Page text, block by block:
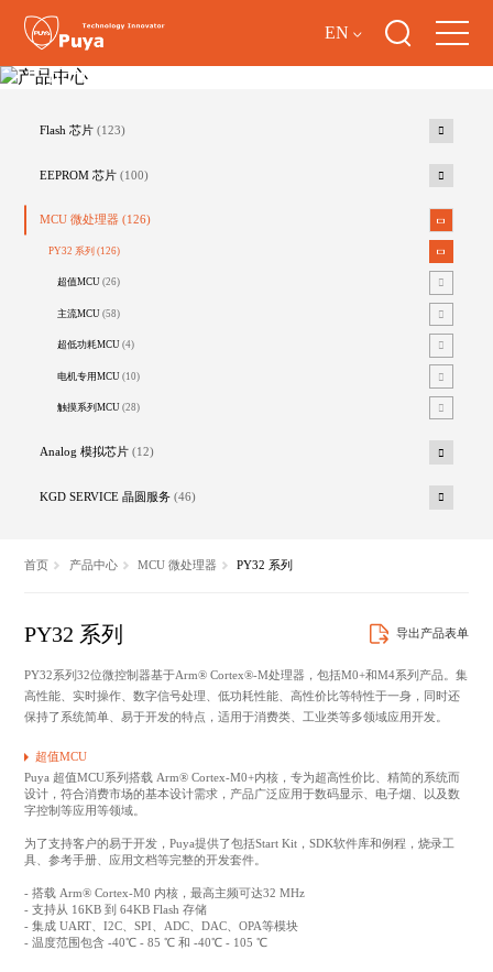
EN
产品中心
Flash 芯片 (123)
EEPROM 芯片 (100)
MCU 微处理器 (126)
PY32 系列(126)
超值MCU(26)
主流MCU(58)
超低功耗MCU(4)
电机专用MCU(10)
触摸系列MCU(28)
Analog 模拟芯片 (12)
KGD SERVICE 晶圆服务 (46)
首页 产品中心 MCU 微处理器 PY32 系列
PY32 系列 导出产品表单
PY32系列32位微控制器基于Arm® Cortex®-M处理器，包括M0+和M4系列产品。集
高性能、实时操作、数字信号处理、低功耗性能、高性价比等特性于一身，同时还
保持了系统简单、易于开发的特点，适用于消费类、工业类等多领域应用开发。
超值MCU
Puya 超值MCU系列搭载 Arm® Cortex-M0+内核，专为超高性价比、精简的系统而
设计，符合消费市场的基本设计需求，产品广泛应用于数码显示、电子烟、以及数
字控制等应用等领域。
为了支持客户的易于开发，Puya提供了包括Start Kit，SDK软件库和例程，烧录工
具、参考手册、应用文档等完整的开发套件。
- 搭载 Arm® Cortex-M0 内核，最高主频可达32 MHz
- 支持从 16KB 到 64KB Flash 存储
- 集成 UART、I2C、SPI、ADC、DAC、OPA等模块
- 温度范围包含 -40℃ - 85 ℃ 和 -40℃ - 105 ℃